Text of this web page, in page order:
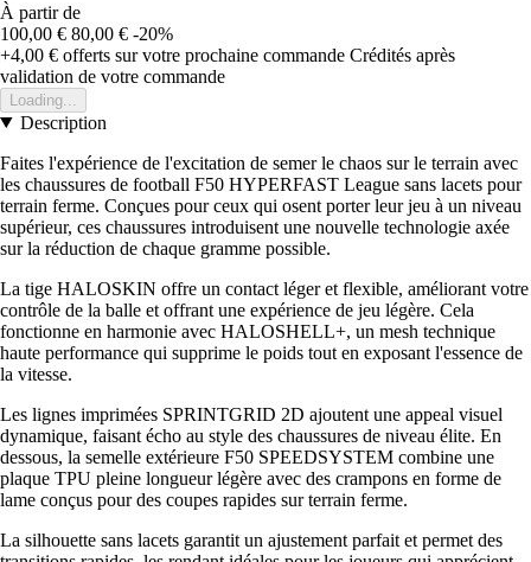
À partir de
100,00 € 80,00 € -20%
+4,00 € offerts sur votre prochaine commande Crédités après
validation de votre commande
Loading...
Description
Faites l'expérience de l'excitation de semer le chaos sur le terrain avec
les chaussures de football F50 HYPERFAST League sans lacets pour
terrain ferme. Conçues pour ceux qui osent porter leur jeu à un niveau
supérieur, ces chaussures introduisent une nouvelle technologie axée
sur la réduction de chaque gramme possible.
La tige HALOSKIN offre un contact léger et flexible, améliorant votre
contrôle de la balle et offrant une expérience de jeu légère. Cela
fonctionne en harmonie avec HALOSHELL+, un mesh technique
haute performance qui supprime le poids tout en exposant l'essence de
la vitesse.
Les lignes imprimées SPRINTGRID 2D ajoutent une appeal visuel
dynamique, faisant écho au style des chaussures de niveau élite. En
dessous, la semelle extérieure F50 SPEEDSYSTEM combine une
plaque TPU pleine longueur légère avec des crampons en forme de
lame conçus pour des coupes rapides sur terrain ferme.
La silhouette sans lacets garantit un ajustement parfait et permet des